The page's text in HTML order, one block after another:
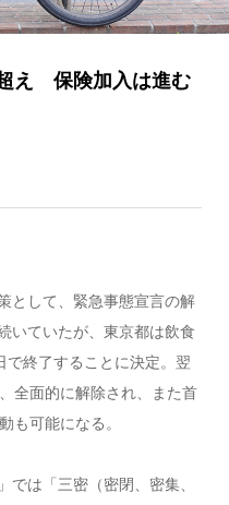
え 保険加入は進む
として、緊急事態宣言の解
いていたが、東京都は飲食
で終了することに決定。翌
全面的に解除され、また首
も可能になる。
では「三密（密閉、密集、